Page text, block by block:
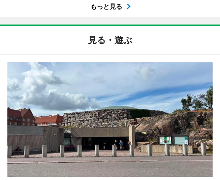
もっと見る
見る・遊ぶ